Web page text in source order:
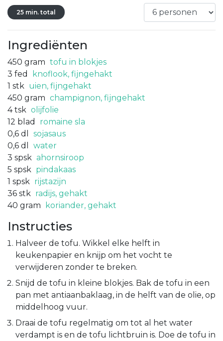
25 min. total
Ingrediënten
450 gram tofu in blokjes
3 fed
knoflook, fijngehakt
1 stk uien, fijngehakt
450 gram champignon, fijngehakt
4 tsk olijfolie
12 blad
romaine sla
0,6 dl
sojasaus
0,6 dl
water
3 spsk ahornsiroop
5 spsk pindakaas
1 spsk rijstazijn
36 stk radijs, gehakt
40 gram koriander, gehakt
Instructies
Halveer de tofu. Wikkel elke helft in
keukenpapier en knijp om het vocht te
verwijderen zonder te breken.
Snijd de tofu in kleine blokjes. Bak de tofu in een
pan met antiaanbaklaag, in de helft van de olie, op
middelhoog vuur.
Draai de tofu regelmatig om tot al het water
verdampt is en de tofu lichtbruin is. Doe de tofu in